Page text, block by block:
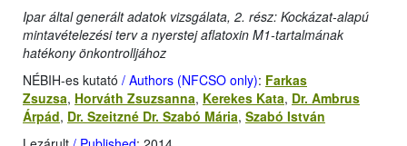
Ipar által generált adatok vizsgálata, 2. rész: Kockázat-alapú
mintavételezési terv a nyerstej aflatoxin M1-tartalmának
hatékony önkontrolljához
NÉBIH-es kutató / Authors (NFCSO only): Farkas
Zsuzsa, Horváth Zsuzsanna, Kerekes Kata, Dr. Ambrus
Árpád, Dr. Szeitzné Dr. Szabó Mária, Szabó István